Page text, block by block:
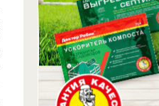
собирать
они не
генетический
им достался